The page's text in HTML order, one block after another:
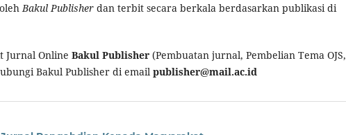
Bakul Publisher dan terbit secara berkala berdasarkan publikasi di
Jurnal Online Bakul Publisher (Pembuatan jurnal, Pembelian Tema OJS,
Bakul Publisher di email publisher@mail.ac.id